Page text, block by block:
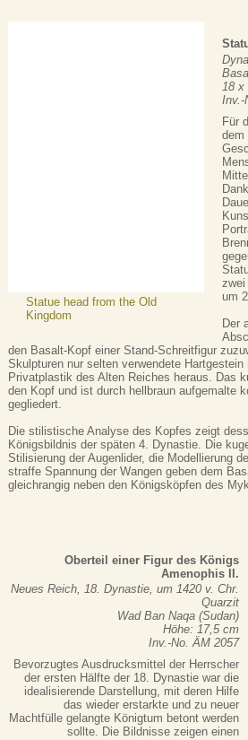
Statue head from the Old
Kingdom
18
Inv.-
Für
dem
zwei
um
Der
den Basalt-Kopf einer Stand-Schreitfigur
Skulpturen nur selten verwendete
Privatplastik des Alten Reiches heraus. Das
den Kopf und ist durch hellbraun aufgemalte
gegliedert.
Die stilistische Analyse des Kopfes zeigt
Königsbildnis der späten 4. Dynastie. Die
Stilisierung der Augenlider, die Modellierung
straffe Spannung der Wangen geben dem
gleichrangig neben den Königsköpfen des
Oberteil einer Figur des Königs
Amenophis II.
Neues Reich, 18. Dynastie, um 1420 v. Chr.
Quarzit
Wad Ban Naqa (Sudan)
Höhe: 17,5 cm
Inv.-No. ÄM 2057
Bevorzugtes Ausdrucksmittel der Herrscher
der ersten Hälfte der 18. Dynastie war die
idealisierende Darstellung, mit deren Hilfe
das wieder erstarkte und zu neuer
Machtfülle gelangte Königtum betont werden
sollte. Die Bildnisse zeigen einen